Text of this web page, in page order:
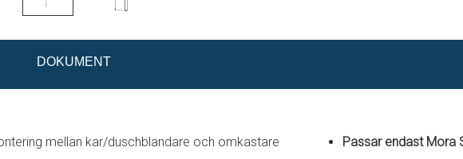
DOKUMENT
mellan kar/duschblandare och omkastare Passar endast Mora